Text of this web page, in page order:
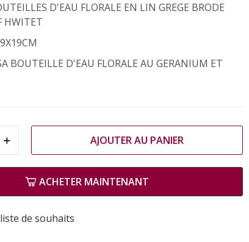
D'EAU FLORALE EN LIN GREGE BRODE
HWITET
BOUTEILLE D'EAU FLORALE AU GERANIUM ET
AJOUTER AU PANIER
ACHETER MAINTENANT
de souhaits